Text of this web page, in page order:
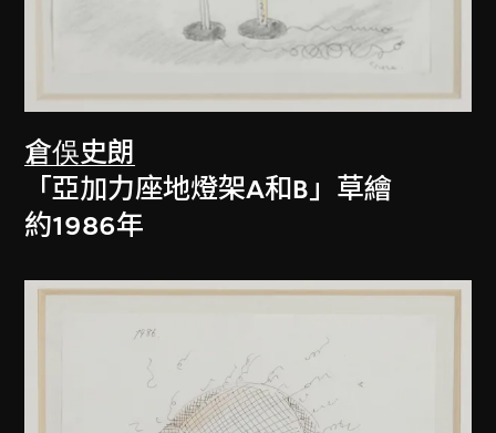
倉俁史朗
「亞加力座地燈架A和B」草繪
約1986年